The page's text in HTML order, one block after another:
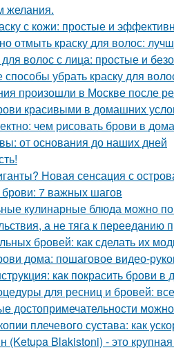
желания.
с кожи: простые и
отмыть краску для волос:
для волос с лица: простые и
убрать краску для
произошли в Москве после
красивыми в домашних
чем рисовать брови в
от основания до наших дней
Новая сенсация с
7 важных шагов
кулинарные блюда можно
а не тяга к перееданию
бровей: как сделать их
дома: пошаговое видео-
как покрасить брови
для ресниц и бровей:
достопримечательности
плечевого сустава: как
Blakistoni) - это